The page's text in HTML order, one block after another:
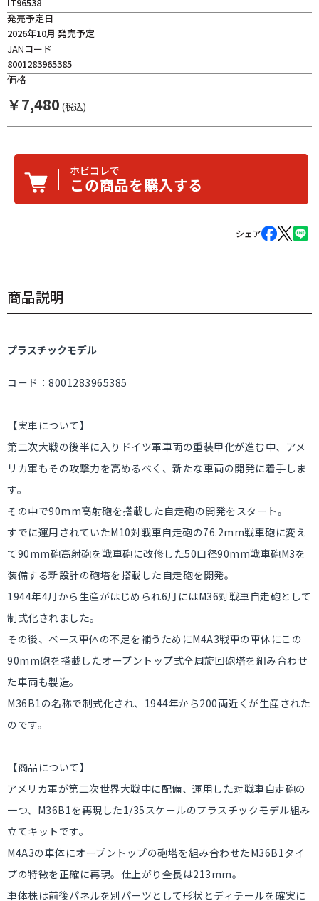
発売予定日
2026年10月 発売予定
JANコード
8001283965385
価格
￥7,480 (税込)
ホビコレで
この商品を購入する
シェア
商品説明
プラスチックモデル
コード：8001283965385
【実車について】
第二次大戦の後半に入りドイツ軍車両の重装甲化が進む中、アメ
リカ軍もその攻撃力を高めるべく、新たな車両の開発に着手しま
す。
その中で90mm高射砲を搭載した自走砲の開発をスタート。
すでに運用されていたM10対戦車自走砲の76.2mm戦車砲に変え
て90mm砲高射砲を戦車砲に改修した50口径90mm戦車砲M3を
装備する新設計の砲塔を搭載した自走砲を開発。
1944年4月から生産がはじめられ6月にはM36対戦車自走砲として
制式化されました。
その後、ベース車体の不足を補うためにM4A3戦車の車体にこの
90mm砲を搭載したオープントップ式全周旋回砲塔を組み合わせ
た車両も製造。
M36B1の名称で制式化され、1944年から200両近くが生産された
のです。
【商品について】
アメリカ軍が第二次世界大戦中に配備、運用した対戦車自走砲の
一つ、M36B1を再現した1/35スケールのプラスチックモデル組み
立てキットです。
M4A3の車体にオープントップの砲塔を組み合わせたM36B1タイ
プの特徴を正確に再現。仕上がり全長は213mm。
車体株は前後パネルを別パーツとして形状とディテールを確実に